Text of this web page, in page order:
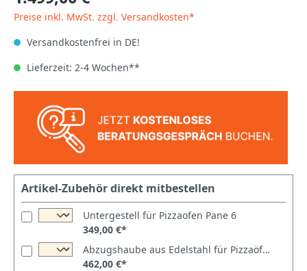
Preise inkl. MwSt. zzgl. Versandkosten*
Versandkostenfrei in DE!
Lieferzeit: 2-4 Wochen**
Artikel-Zubehör direkt mitbestellen
Untergestell für Pizzaofen Pane 6
349,00 €*
Abzugshaube aus Edelstahl für Pizzaöfen Pane 6 - 66
462,00 €*